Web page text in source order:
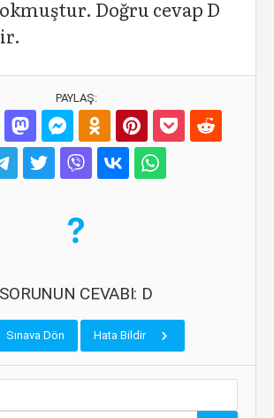
Doğru cevap D
PAYLAŞ:
SORUNUN CEVABI: D
Sınava Dön Hata Bildir